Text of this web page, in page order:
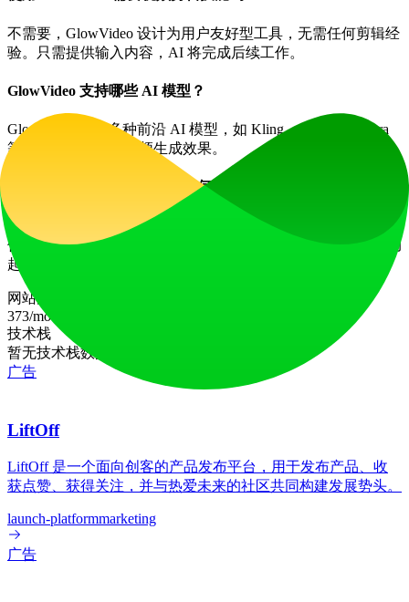
不需要，GlowVideo 设计为用户友好型工具，无需任何剪辑经
验。只需提供输入内容，AI 将完成后续工作。
GlowVideo 支持哪些 AI 模型？
GlowVideo 支持多种前沿 AI 模型，如 Kling、Runway、Sora
等，以实现优化的视频生成效果。
文字转视频与图像转视频该如何选择？
如果你的创意主要通过文字表达，建议使用文字转视频；如果
你拥有引人注目的图像，则可通过图像转视频功能让照片生动
起来。
网站流量
373/mo
技术栈
暂无技术栈数据
广告
LiftOff
LiftOff 是一个面向创客的产品发布平台，用于发布产品、收
获点赞、获得关注，并与热爱未来的社区共同构建发展势头。
launch-platformmarketing
广告